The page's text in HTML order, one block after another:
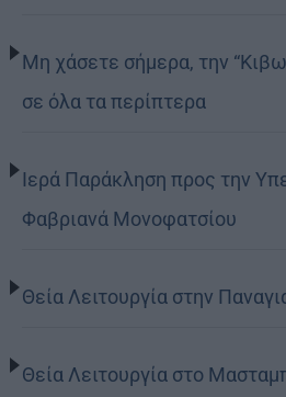
Μη χάσετε σήμερα, την
σε όλα τα περίπτερα
Ιερά Παράκληση προς την
Φαβριανά Μονοφατσίου
Θεία Λειτουργία στην
Θεία Λειτουργία στο